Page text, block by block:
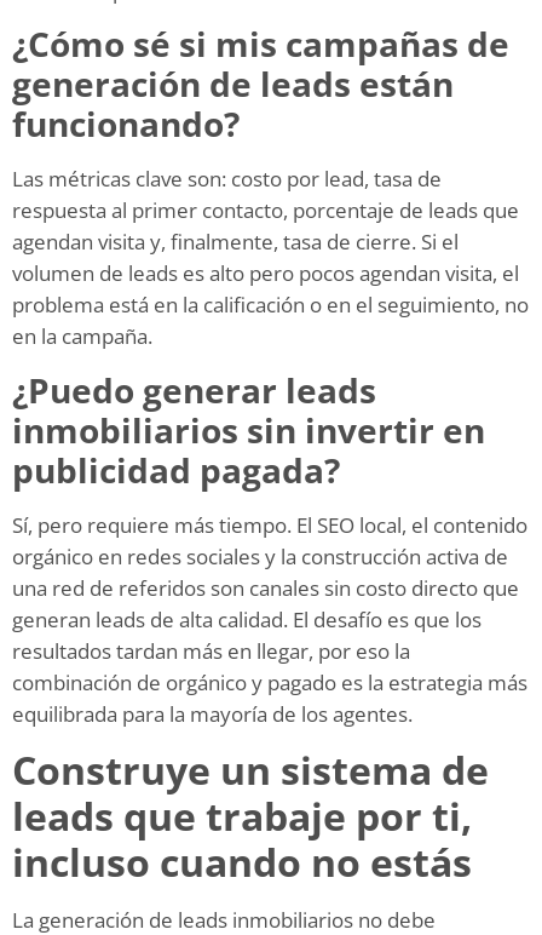
¿Cómo sé si mis campañas de
generación de leads están
funcionando?
Las métricas clave son: costo por lead, tasa de
respuesta al primer contacto, porcentaje de leads que
agendan visita y, finalmente, tasa de cierre. Si el
volumen de leads es alto pero pocos agendan visita, el
problema está en la calificación o en el seguimiento, no
en la campaña.
¿Puedo generar leads
inmobiliarios sin invertir en
publicidad pagada?
Sí, pero requiere más tiempo. El SEO local, el contenido
orgánico en redes sociales y la construcción activa de
una red de referidos son canales sin costo directo que
generan leads de alta calidad. El desafío es que los
resultados tardan más en llegar, por eso la
combinación de orgánico y pagado es la estrategia más
equilibrada para la mayoría de los agentes.
Construye un sistema de
leads que trabaje por ti,
incluso cuando no estás
La generación de leads inmobiliarios no debe